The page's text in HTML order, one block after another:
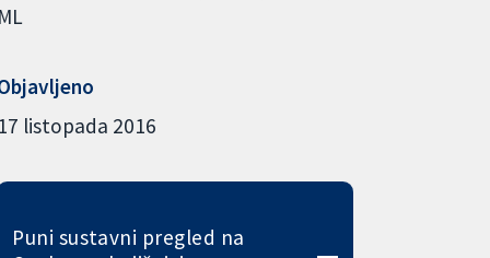
ML
17 listopada 2016
Puni sustavni pregled na